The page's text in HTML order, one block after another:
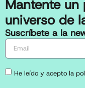
Mantente un
universo de
Suscríbete a la
He leído y acepto la